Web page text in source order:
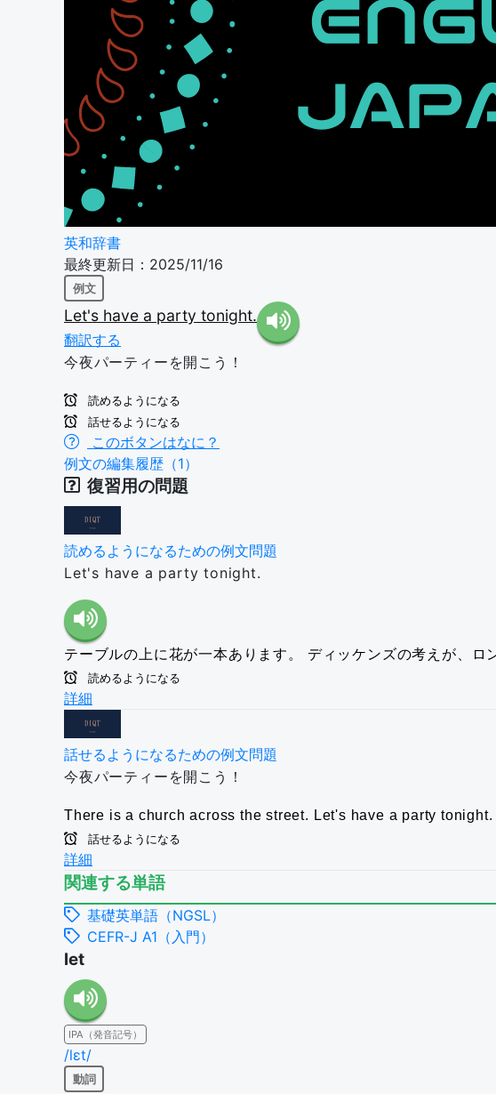
英和辞書
最終更新日：2025/11/16
例文
Let's have a party tonight.
翻訳する
今夜パーティーを開こう！
読めるようになる
話せるようになる
このボタンはなに？
例文の編集履歴（1）
復習用の問題
読めるようになるための例文問題
Let's have a party tonight.
テーブルの上に花が一本あります。 ディッケンズの考えが、ロ
読めるようになる
詳細
話せるようになるための例文問題
今夜パーティーを開こう！
There is a church across the street. Let's have a party tonight.
話せるようになる
詳細
関連する単語
基礎英単語（NGSL）
CEFR-J A1（入門）
let
IPA（発音記号）
/lɛt/
動詞